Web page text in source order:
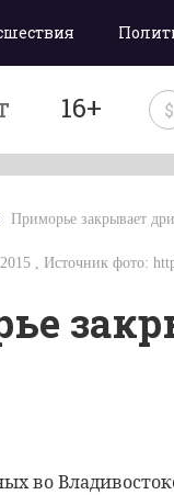
16+ $
Приморье закрывает
2015 , Источник фото:
во